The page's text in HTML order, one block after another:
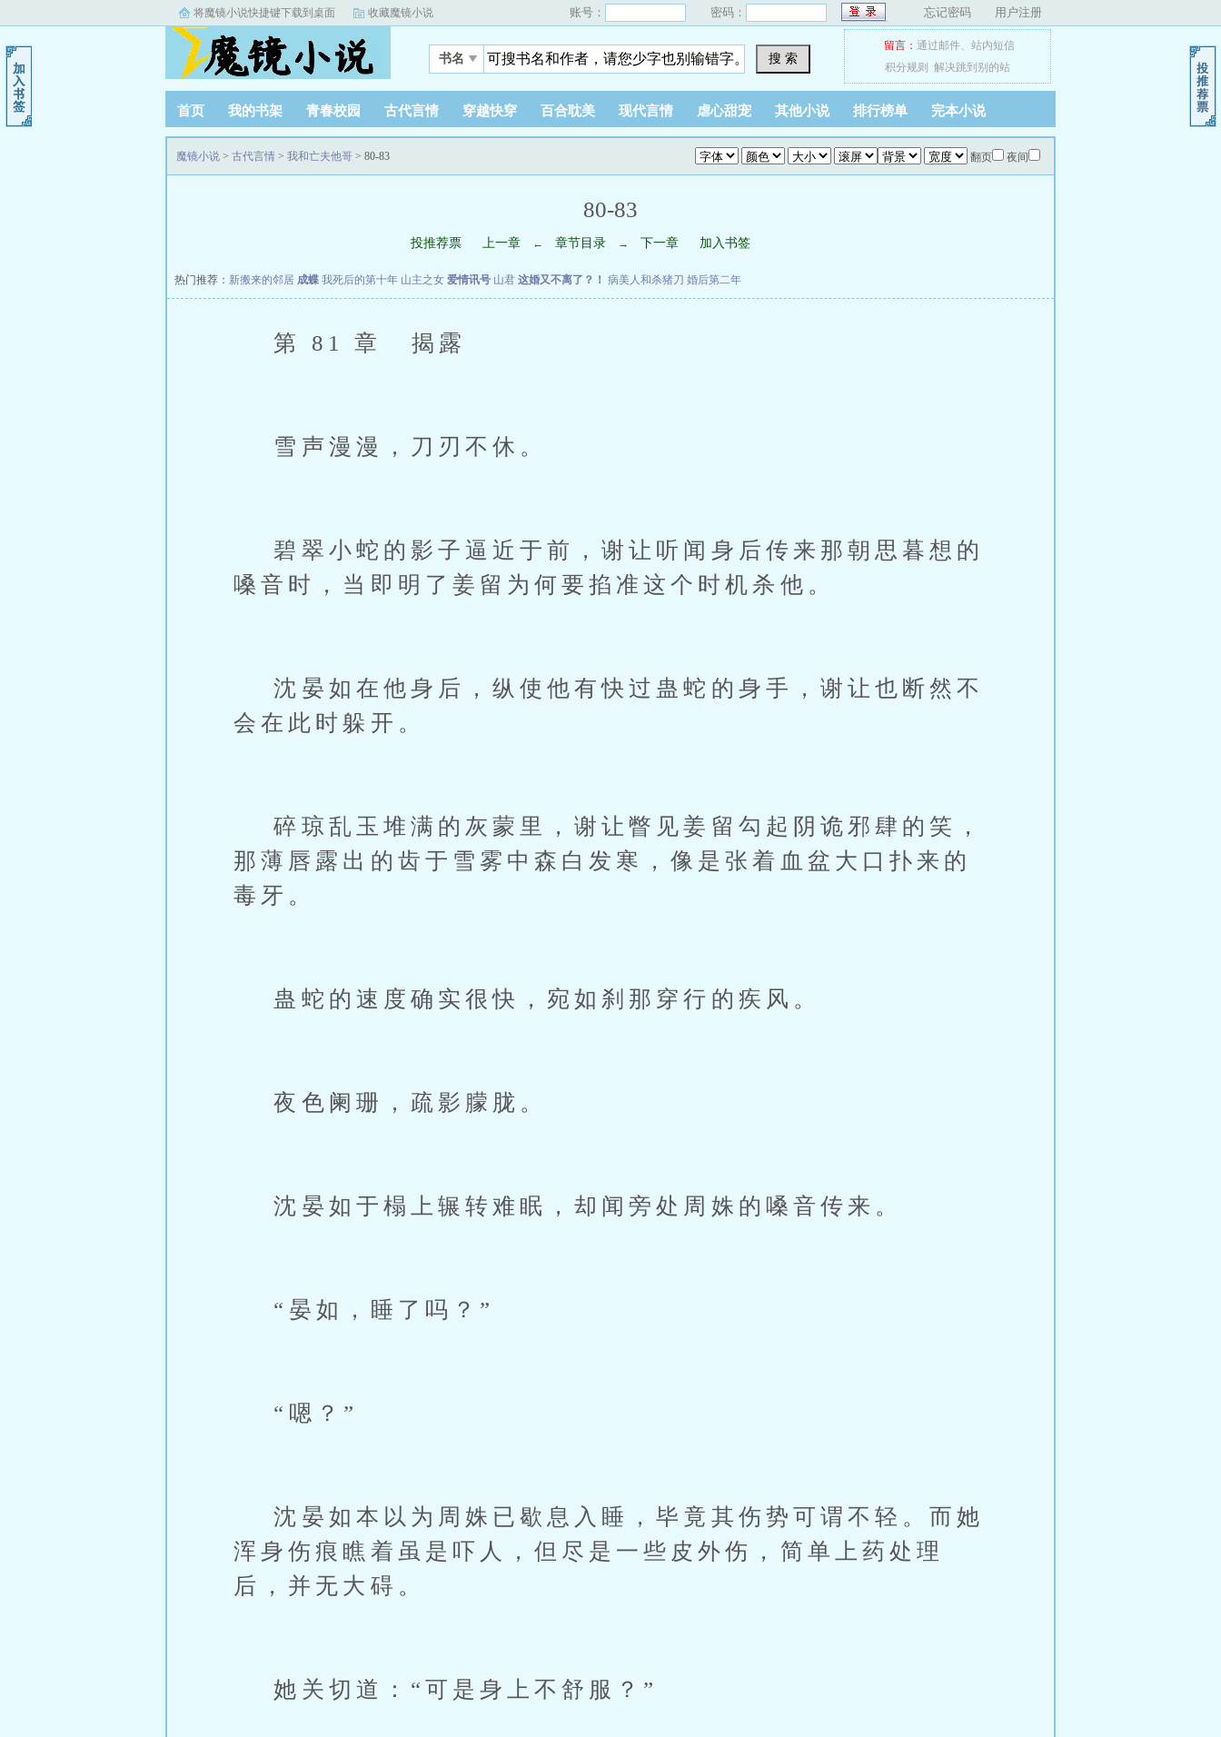
将魔镜小说快捷键下载到桌面 收藏魔镜小说 账号： 密码： 忘记密码 用户注册
书名 搜 索
留言： 通过邮件、 站内短信
积分规则
解决跳到别的站
首页 我的书架 青春校园 古代言情 穿越快穿 百合耽美 现代言情 虐心甜宠 其他小说 排行榜单 完本小说
阅读记录 翻页 夜间
魔镜小说 > 古代言情 > 我和亡夫他哥 > 80-83
80-83
投推荐票 上一章 ← 章节目录 → 下一章 加入书签
热门推荐： 新搬来的邻居 成蝶 我死后的第十年 山主之女 爱情讯号 山君 这婚又不离了？！ 病美人和杀猪刀 婚后第二年
第 81 章 揭露
雪声漫漫，刀刃不休。
碧翠小蛇的影子逼近于前，谢让听闻身后传来那朝思暮想的
嗓音时，当即明了姜留为何要掐准这个时机杀他。
沈晏如在他身后，纵使他有快过蛊蛇的身手，谢让也断然不
会在此时躲开。
碎琼乱玉堆满的灰蒙里，谢让瞥见姜留勾起阴诡邪肆的笑，
那薄唇露出的齿于雪雾中森白发寒，像是张着血盆大口扑来的
毒牙。
蛊蛇的速度确实很快，宛如刹那穿行的疾风。
夜色阑珊，疏影朦胧。
沈晏如于榻上辗转难眠，却闻旁处周姝的嗓音传来。
“晏如，睡了吗？”
“嗯？”
沈晏如本以为周姝已歇息入睡，毕竟其伤势可谓不轻。而她
浑身伤痕瞧着虽是吓人，但尽是一些皮外伤，简单上药处理
后，并无大碍。
她关切道：“可是身上不舒服？”